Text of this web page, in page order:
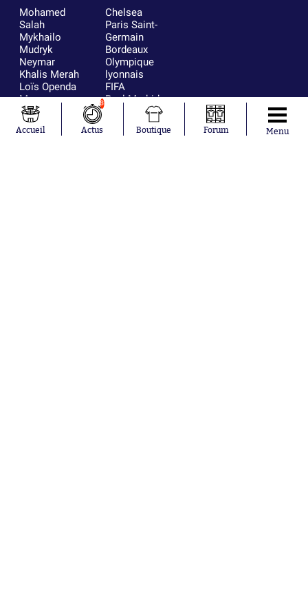
Mohamed
Salah
Mykhailo
Mudryk
Neymar
Khalis Merah
Loïs Openda
Moussa
Niakhaté
Nicolás
Tagliafico
Chelsea
Paris Saint-
Germain
Bordeaux
Olympique
lyonnais
FIFA
Real Madrid
RC Strasbourg
AC Milan
France
Accueil
8
Actus Boutique Forum Menu